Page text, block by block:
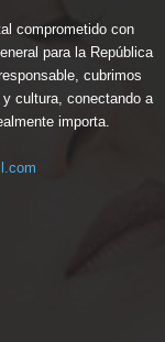
comprometido con
para la República
cubrimos
cultura, conectando a
importa.